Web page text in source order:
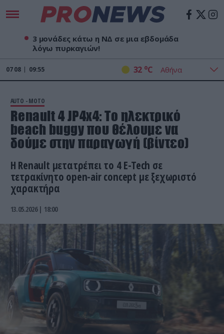
3 μονάδες κάτω η ΝΔ σε μια εβδομάδα
λόγω πυρκαγιών!
07 08 09:55 32 oC
AUTO - MOTO
Renault 4 JP4x4: Το ηλεκτρικό
beach buggy που θέλουμε να
δούμε στην παραγωγή (βίντεο)
Η Renault μετατρέπει το 4 E-Tech σε
τετρακίνητο open-air concept με ξεχωριστό
χαρακτήρα
13.05.2026 | 18:00